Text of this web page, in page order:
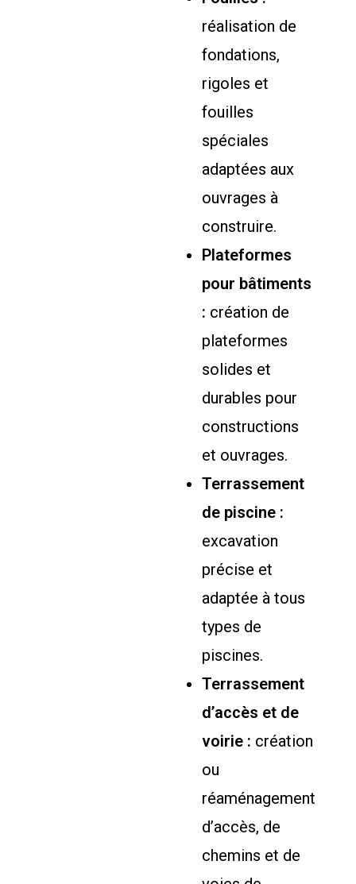
réalisation de
fondations,
rigoles et
fouilles
spéciales
adaptées aux
ouvrages à
construire.
Plateformes
pour bâtiments
: création de
plateformes
solides et
durables pour
constructions
et ouvrages.
Terrassement
de piscine :
excavation
précise et
adaptée à tous
types de
piscines.
Terrassement
d’accès et de
voirie : création
ou
réaménagement
d’accès, de
chemins et de